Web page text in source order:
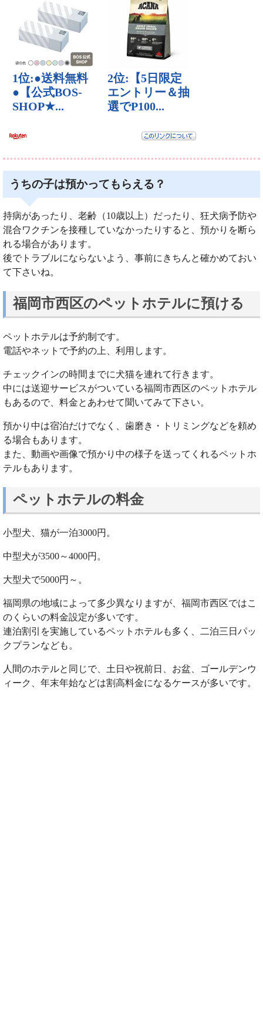
うちの子は預かってもらえる？
持病があったり、老齢（10歳以上）だったり、狂犬病予防や
混合ワクチンを接種していなかったりすると、預かりを断ら
れる場合があります。
後でトラブルにならないよう、事前にきちんと確かめておい
て下さいね。
福岡市西区のペットホテルに預ける
ペットホテルは予約制です。
電話やネットで予約の上、利用します。
チェックインの時間までに犬猫を連れて行きます。
中には送迎サービスがついている福岡市西区のペットホテル
もあるので、料金とあわせて聞いてみて下さい。
預かり中は宿泊だけでなく、歯磨き・トリミングなどを頼め
る場合もあります。
また、動画や画像で預かり中の様子を送ってくれるペットホ
テルもあります。
ペットホテルの料金
小型犬、猫が一泊3000円。
中型犬が3500～4000円。
大型犬で5000円～。
福岡県の地域によって多少異なりますが、福岡市西区ではこ
のくらいの料金設定が多いです。
連泊割引を実施しているペットホテルも多く、二泊三日パッ
クプランなども。
人間のホテルと同じで、土日や祝前日、お盆、ゴールデンウ
ィーク、年末年始などは割高料金になるケースが多いです。